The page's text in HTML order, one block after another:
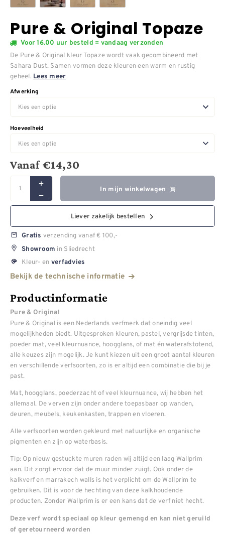
Pure & Original Topaze
Voor 16.00 uur besteld = vandaag verzonden
De Pure & Original kleur Topaze wordt vaak gecombineerd met
Sahara Dust. Samen vormen deze kleuren een warm en rustig
geheel. Lees meer
Afwerking
Hoeveelheid
Vanaf€14,30
In mijn winkelwagen
Liever zakelijk bestellen
Gratis verzending vanaf € 100,-
Showroom in Sliedrecht
Kleur- en verfadvies
Bekijk de technische informatie
Productinformatie
Pure & Original
Pure & Original is een Nederlands verfmerk dat oneindig veel
mogelijkheden biedt. Uitgesproken kleuren, pastel, vergrijsde tinten,
poeder mat, veel kleurnuance, hoogglans, of mat én waterafstotend,
alle keuzes zijn mogelijk. Je kunt kiezen uit een groot aantal kleuren
en verschillende verfsoorten, zo is er altijd een combinatie die bij je
past.
Mat, hoogglans, poederzacht of veel kleurnuance, wij hebben het
allemaal. De verven zijn onder andere toepasbaar op wanden,
deuren, meubels, keukenkasten, trappen en vloeren.
Alle verfsoorten worden gekleurd met natuurlijke en organische
pigmenten en zijn op waterbasis.
Tip: Op nieuw gestuckte muren raden wij altijd een laag Wallprim
aan. Dit zorgt ervoor dat de muur minder zuigt. Ook onder de
kalkverf en marrakech walls is het verplicht om de Wallprim te
gebruiken. Dit is voor de hechting van deze kalkhoudende
producten. Zonder Wallprim is er een kans dat de verf niet hecht.
Deze verf wordt speciaal op kleur gemengd en kan niet geruild
of geretourneerd worden